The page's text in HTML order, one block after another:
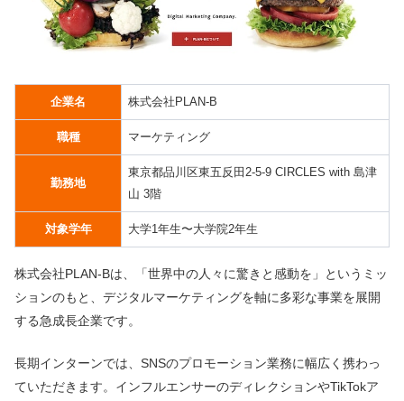
企業名 株式会社PLAN-B
職種 マーケティング
勤務地
東京都品川区東五反田2-5-9 CIRCLES with 島津
山 3階
対象学年 大学1年生〜大学院2年生
株式会社PLAN-Bは、「世界中の人々に驚きと感動を」というミッ
ションのもと、デジタルマーケティングを軸に多彩な事業を展開
する急成長企業です。
長期インターンでは、SNSのプロモーション業務に幅広く携わっ
ていただきます。インフルエンサーのディレクションやTikTokア